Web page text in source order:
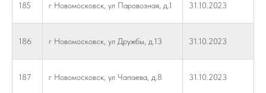
185 г Новомосковск, ул Паровозная, д.1 31.10.2023
186 г Новомосковск, ул Дружбы, д.13 31.10.2023
187 г Новомосковск, ул Чапаева, д.8 31.10.2023